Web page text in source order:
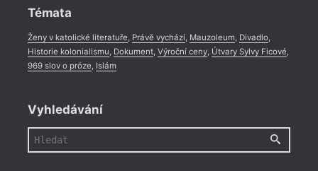
Témata
Ženy v katolické literatuře, Právě vychází, Mauzoleum, Divadlo,
Historie kolonialismu, Dokument, Výroční ceny, Útvary Sylvy Ficové,
969 slov o próze, Islám
Vyhledávání